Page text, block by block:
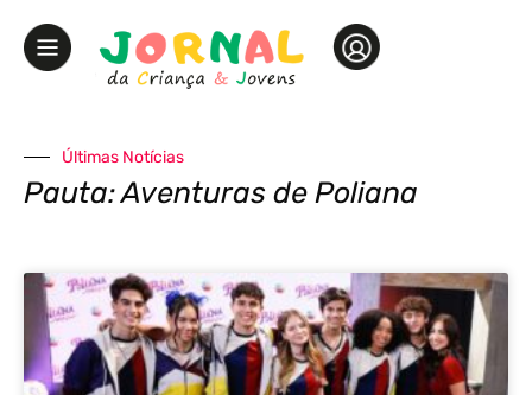
Últimas Notícias
Pauta: Aventuras de Poliana